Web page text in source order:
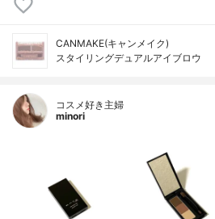
CANMAKE(キャンメイク)
スタイリングデュアルアイブロウ
コスメ好き主婦
minori